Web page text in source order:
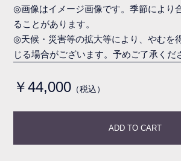
◎画像はイメージ画像です。季節により
ることがあります。
◎天候・災害等の拡大等により、やむを
じる場合がございます。予めご了承くだ
￥44,000 （税込）
ADD TO CART